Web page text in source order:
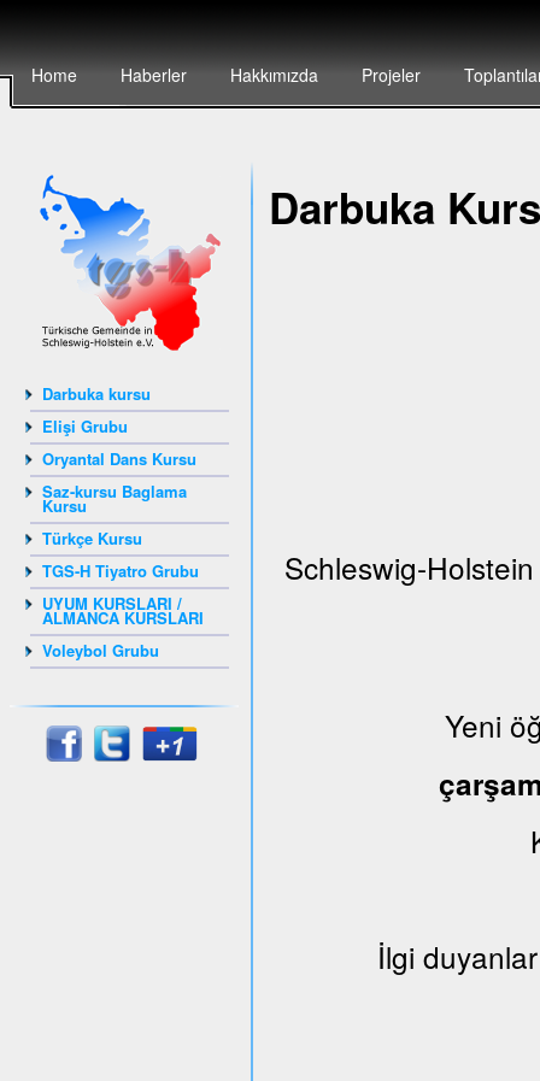
Home Haberler Hakkımızda Projeler
Darbuka kursu
Elişi Grubu
Oryantal Dans Kursu
Saz-kursu Baglama
Kursu
Türkçe Kursu
TGS-H Tiyatro Grubu
UYUM KURSLARI /
ALMANCA KURSLARI
Voleybol Grubu
Darbuka
Schleswig-
Yeni
İlgi